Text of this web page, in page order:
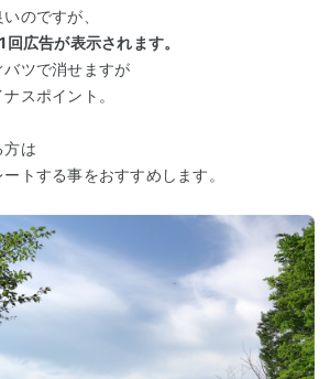
のですが、
広告が表示されます。
ツで消せますが
スポイント。
方は
トする事をおすすめします。